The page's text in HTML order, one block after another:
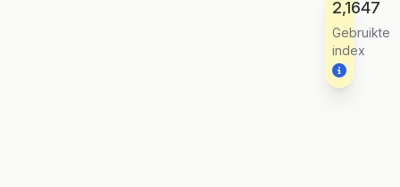
2,1647
Gebruikte
index